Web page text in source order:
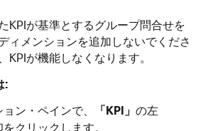
KPIが基準とするグループ問合せを
ィメンションを追加しないでくださ
KPIが機能しなくなります。
:
ン・ペインで、
「KPI」 の左
クリックします。